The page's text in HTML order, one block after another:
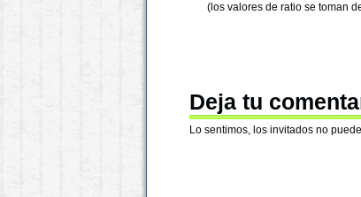
(los valores de ratio se toman
Deja tu
Lo sentimos, los invitados no